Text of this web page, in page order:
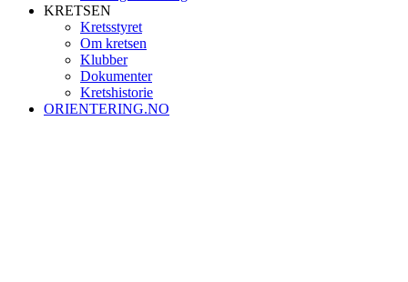
KRETSEN
Kretsstyret
Om kretsen
Klubber
Dokumenter
Kretshistorie
ORIENTERING.NO